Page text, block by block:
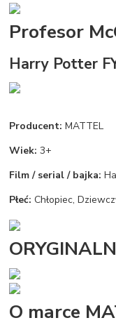
Profesor
Harry Potter
Producent: MATTEL
Wiek: 3+
Film / serial / bajka:
Płeć: Chłopiec,
O marce